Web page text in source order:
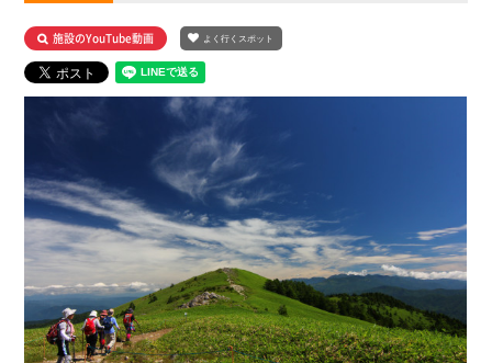
施設のYouTube動画 よく行くスポット